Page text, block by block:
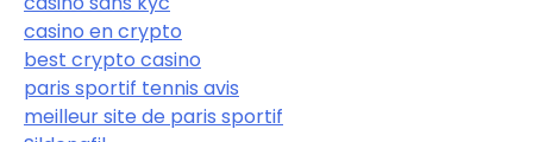
casino en crypto
best crypto casino
paris sportif tennis avis
meilleur site de paris sportif